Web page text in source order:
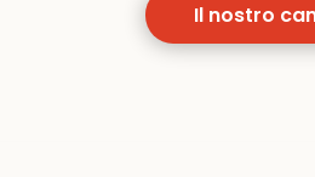
Il nostro